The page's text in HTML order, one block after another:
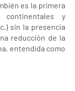
es la primera
y
sin la presencia
reducción de la
entendida como